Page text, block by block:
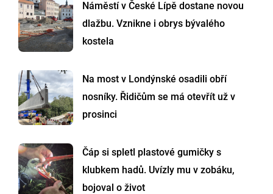
Náměstí v České Lípě dostane novou
dlažbu. Vznikne i obrys bývalého
kostela
Na most v Londýnské osadili obří
nosníky. Řidičům se má otevřít už v
prosinci
Čáp si spletl plastové gumičky s
klubkem hadů. Uvízly mu v zobáku,
bojoval o život